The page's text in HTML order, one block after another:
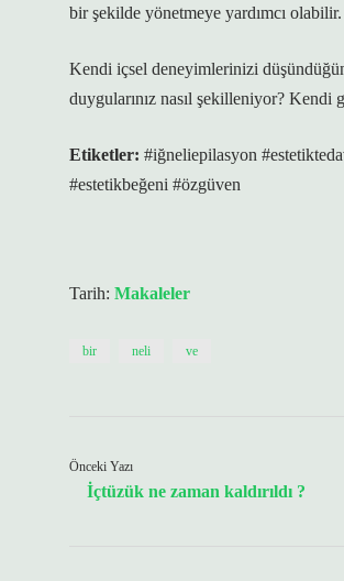
bir şekilde yönetmeye yardımcı olabilir.
Kendi içsel deneyimlerinizi
duygularınız nasıl şekilleniyor? Kendi
Etiketler: #iğneliepilasyon
#estetikbeğeni #özgüven
Tarih: Makaleler
bir neli ve
Önceki Yazı
İçtüzük ne zaman kaldırıldı ?